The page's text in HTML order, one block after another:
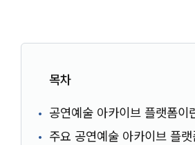
목차
공연예술 아카이브 플랫폼이
주요 공연예술 아카이브 플